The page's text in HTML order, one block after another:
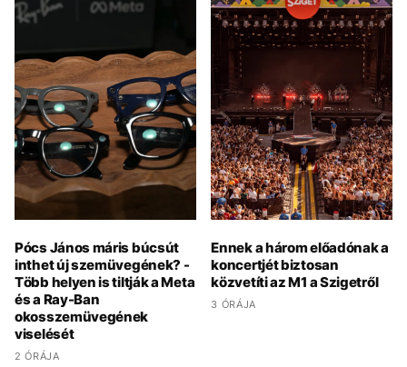
Pócs János máris búcsút
inthet új szemüvegének? -
Több helyen is tiltják a Meta
és a Ray-Ban
okosszemüvegének
viselését
2 ÓRÁJA
Ennek a három előadónak a
koncertjét biztosan
közvetíti az M1 a Szigetről
3 ÓRÁJA